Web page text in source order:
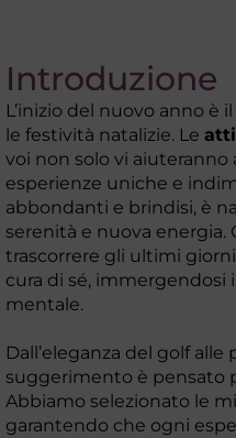
Introduzione
L’inizio del nuovo anno
le festività natalizie. Le
voi non solo vi aiuteranno
esperienze uniche e
abbondanti e brindisi, è
serenità e nuova energia.
trascorrere gli ultimi
cura di sé, immergendosi
mentale.
Dall’eleganza del golf
suggerimento è pensato
Abbiamo selezionato le
garantendo che ogni